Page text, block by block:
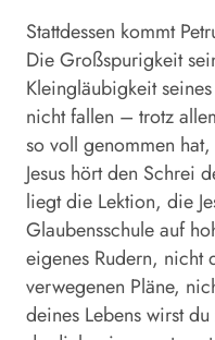
Stattdessen kommt
Die Großspurigkeit
Kleingläubigkeit
nicht fallen – trotz
so voll genommen
Jesus hört den Schrei
liegt die Lektion, die
Glaubensschule auf
eigenes Rudern, nicht
verwegenen Pläne,
deines Lebens wirst